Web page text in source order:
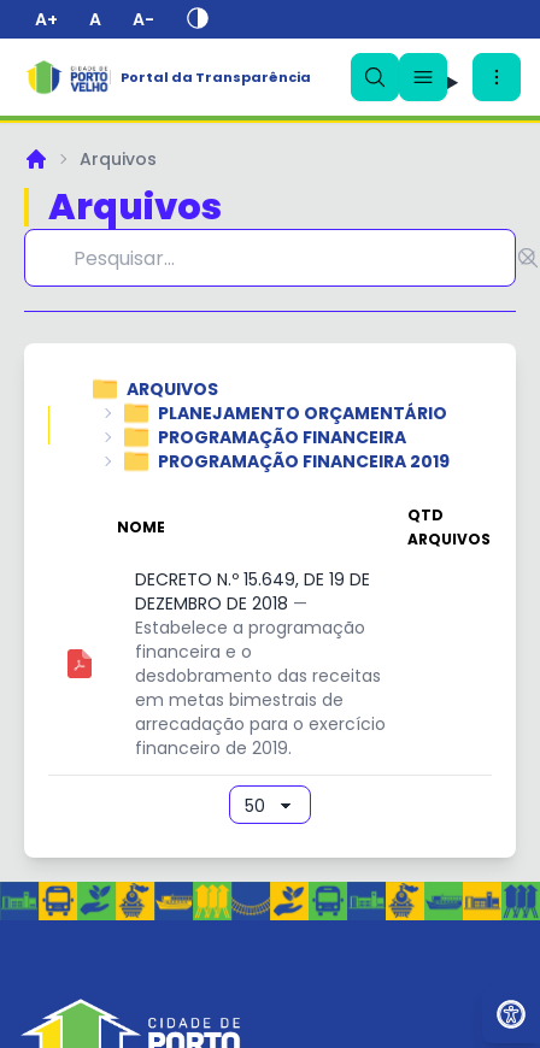
A+ A A-
Portal da Transparência
PrincipalArquivos
Arquivos
ARQUIVOS
PLANEJAMENTO ORÇAMENTÁRIO
PROGRAMAÇÃO FINANCEIRA
PROGRAMAÇÃO FINANCEIRA 2019
NOME
QTD
ARQUIVOS
DECRETO N.º 15.649, DE 19 DE
DEZEMBRO DE 2018 —
Estabelece a programação
financeira e o
desdobramento das receitas
em metas bimestrais de
arrecadação para o exercício
financeiro de 2019.
✕
Ir